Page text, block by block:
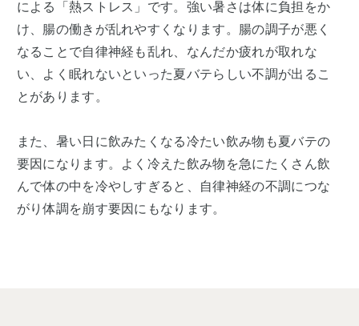
による「熱ストレス」です。強い暑さは体に負担をか
け、腸の働きが乱れやすくなります。腸の調子が悪く
なることで自律神経も乱れ、なんだか疲れが取れな
い、よく眠れないといった夏バテらしい不調が出るこ
とがあります。
また、暑い日に飲みたくなる冷たい飲み物も夏バテの
要因になります。よく冷えた飲み物を急にたくさん飲
んで体の中を冷やしすぎると、自律神経の不調につな
がり体調を崩す要因にもなります。